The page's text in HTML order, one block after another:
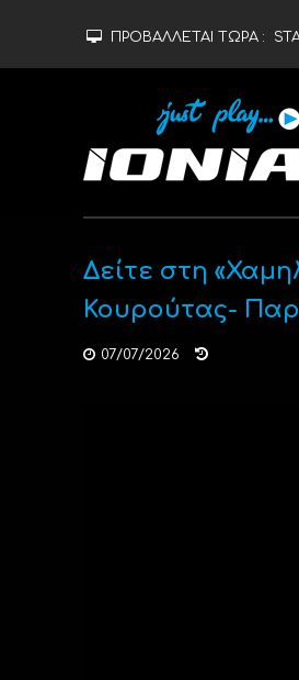
ΠΡΟΒΑΛΛΕΤΑΙ ΤΩΡΑ :
Δείτε στη
Κουρούτας-
07/07/2026